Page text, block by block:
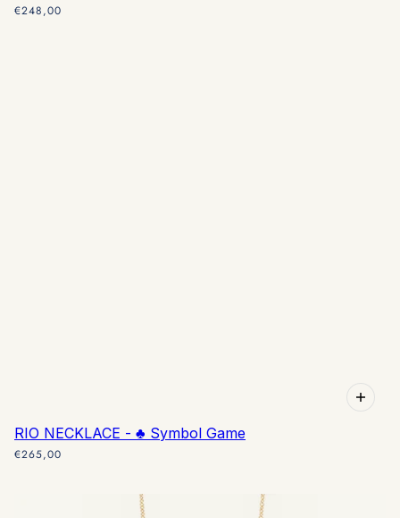
€248,00
RIO NECKLACE - ♣️ Symbol Game
€265,00